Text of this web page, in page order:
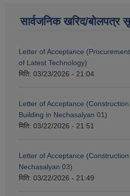
सार्वजनिक खरिद/बोलपत्र
Letter of Acceptance
of Latest Technology)
मिति: 03/23/2026 - 21:04
Letter of Acceptance
Building in Nechasalyan 01)
मिति: 03/22/2026 - 21:51
Letter of Acceptance
Nechasalyan 03)
मिति: 03/22/2026 - 21:49